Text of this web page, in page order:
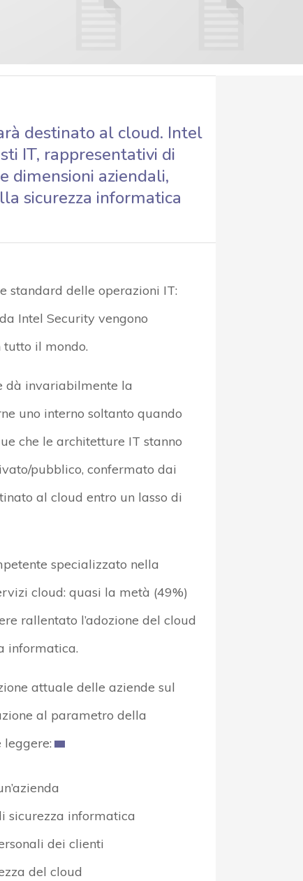
destinato al cloud. Intel
IT, rappresentativi di
dimensioni aziendali,
sicurezza informatica
standard delle operazioni IT:
Intel Security vengono
il mondo.
dà invariabilmente la
uno interno soltanto quando
che le architetture IT stanno
pubblico, confermato dai
al cloud entro un lasso di
specializzato nella
cloud: quasi la metà (49%)
rallentato l’adozione del cloud
informatica.
attuale delle aziende sul
al parametro della
sicurezza informatica
dei clienti
del cloud